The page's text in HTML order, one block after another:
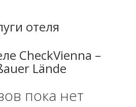
отеля
CheckVienna –
Lände
пока нет